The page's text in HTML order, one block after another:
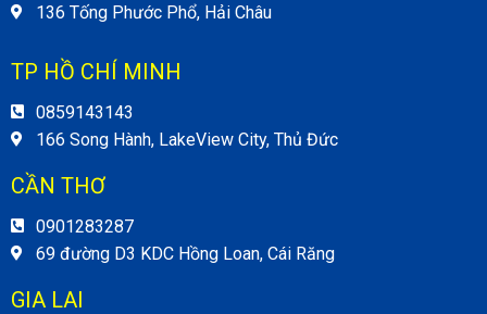
136 Tống Phước Phổ, Hải Châu
TP HỒ CHÍ MINH
0859143143
166 Song Hành, LakeView City, Thủ Đức
CẦN THƠ
0901283287
69 đường D3 KDC Hồng Loan, Cái Răng
GIA LAI